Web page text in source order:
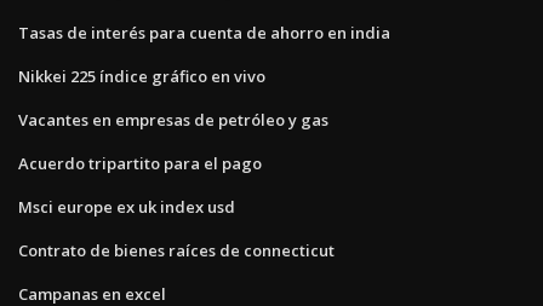
Tasas de interés para cuenta de ahorro en india
Nikkei 225 índice gráfico en vivo
Vacantes en empresas de petróleo y gas
Acuerdo tripartito para el pago
Msci europe ex uk index usd
Contrato de bienes raíces de connecticut
Campanas en excel